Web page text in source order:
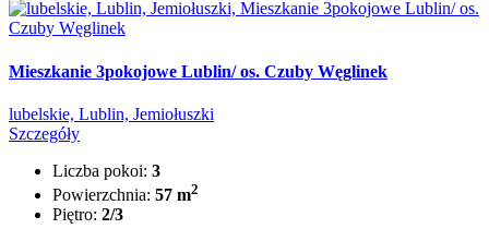
Mieszkanie 3pokojowe Lublin/ os. Czuby Węglinek
lubelskie, Lublin, Jemiołuszki
Szczegóły
Liczba pokoi: 3
Powierzchnia: 57 m2
Piętro: 2/3